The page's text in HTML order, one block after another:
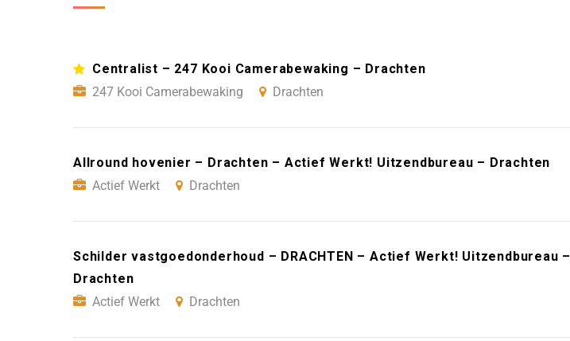
Centralist – 247 Kooi Camerabewaking – Drachten
247 Kooi Camerabewaking
Drachten
Allround hovenier – Drachten – Actief Werkt! Uitzendbureau – Drachten
Actief Werkt
Drachten
Schilder vastgoedonderhoud – DRACHTEN – Actief Werkt! Uitzendbureau –
Drachten
Actief Werkt
Drachten